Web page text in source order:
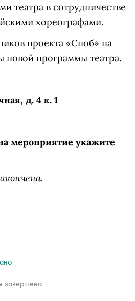
театра в сотрудничестве
хореографами.
проекта «Сноб» на
новой программы театра.
д. 4 к. 1
мероприятие укажите
завершена